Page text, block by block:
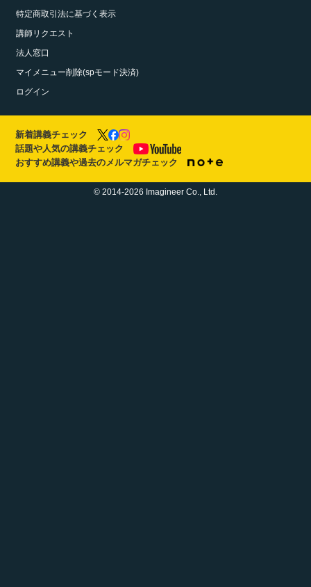
特定商取引法に基づく表示
講師リクエスト
法人窓口
マイメニュー削除(spモード決済)
ログイン
新着講義チェック
話題や人気の講義チェック
おすすめ講義や過去のメルマガチェック
© 2014-2026 Imagineer Co., Ltd.